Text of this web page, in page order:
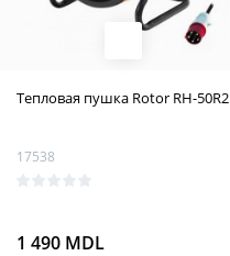
Тепловая пушка Rotor RH-50R2
17538
1 490 MDL